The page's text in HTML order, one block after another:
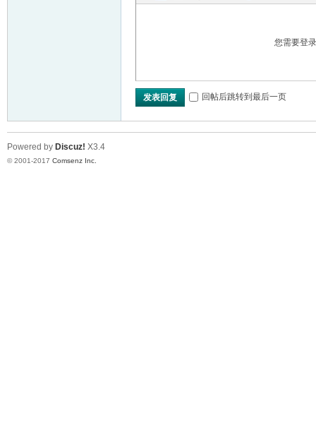
您需要登
发表回复 回帖后跳转到最后一页
Powered by Discuz! X3.4
© 2001-2017 Comsenz Inc.